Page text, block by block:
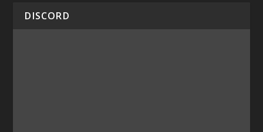
DISCORD